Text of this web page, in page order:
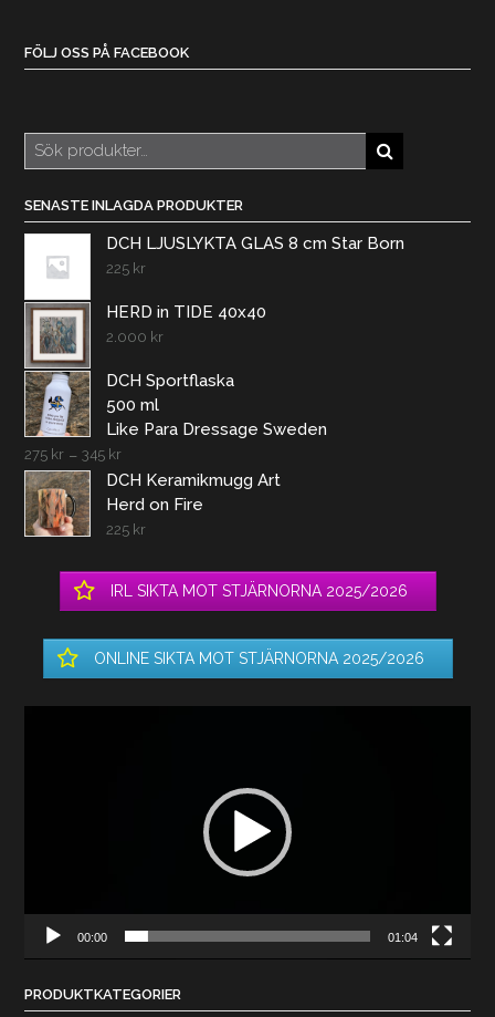
FÖLJ OSS PÅ FACEBOOK
Sök
efter:
SENASTE INLAGDA PRODUKTER
DCH LJUSLYKTA GLAS 8 cm Star Born
225 kr
HERD in TIDE 40x40
2.000 kr
DCH Sportflaska
500 ml
Like Para Dressage Sweden
275 kr – 345 kr
DCH Keramikmugg Art
Herd on Fire
225 kr
IRL SIKTA MOT STJÄRNORNA 2025/2026
ONLINE SIKTA MOT STJÄRNORNA 2025/2026
00:00 01:04
PRODUKTKATEGORIER